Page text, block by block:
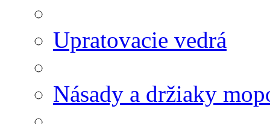
Upratovacie vedrá
Násady a držiaky